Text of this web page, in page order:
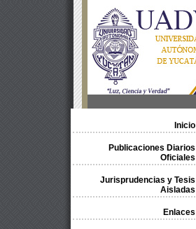
Inicio
Publicaciones Diarios
Oficiales
Jurisprudencias y Tesis
Aisladas
Enlaces